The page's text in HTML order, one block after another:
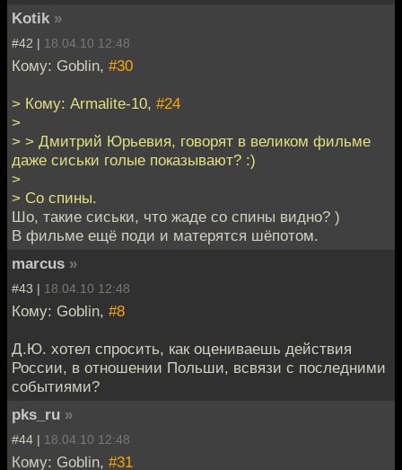
Kotik »
#42 | 18.04.10 12:48
Кому: Goblin, #30
> Кому: Armalite-10, #24
>
> > Дмитрий Юрьевия, говорят в великом фильме
даже сиськи голые показывают? :)
>
> Со спины.
Шо, такие сиськи, что жаде со спины видно? )
В фильме ещё поди и матерятся шёпотом.
marcus »
#43 | 18.04.10 12:48
Кому: Goblin, #8
Д.Ю. хотел спросить, как оцениваешь действия
России, в отношении Польши, всвязи с последними
событиями?
pks_ru »
#44 | 18.04.10 12:48
Кому: Goblin, #31